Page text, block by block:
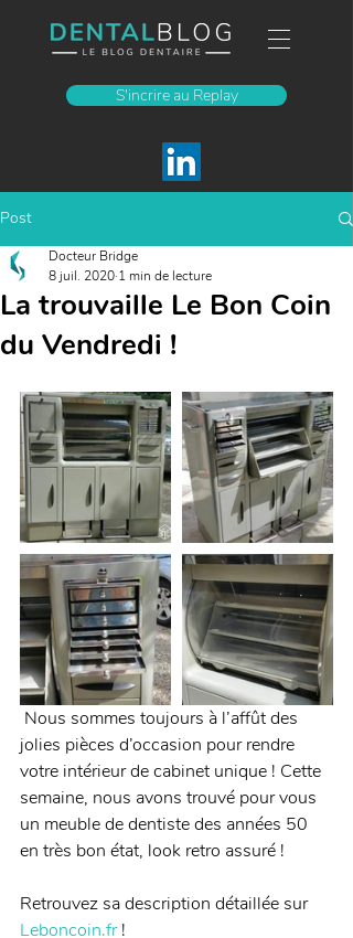
S'incrire au Replay
Post
La trouvaille Le Bon Coin
du Vendredi !
Docteur Bridge
8 juil. 2020 1 min de lecture
jolies pièces d’occasion pour rendre
votre intérieur de cabinet unique ! Cette
semaine, nous avons trouvé pour vous
un meuble de dentiste des années 50
en très bon état, look retro assuré !
Retrouvez sa description détaillée sur
Leboncoin.fr !